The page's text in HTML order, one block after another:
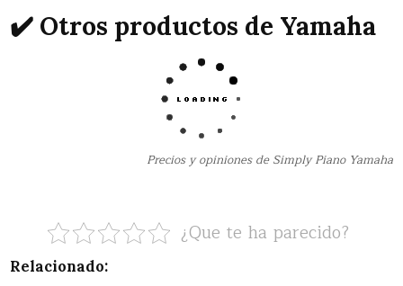
✔️ Otros productos de Yamaha
Precios y opiniones de Simply Piano Yamaha
¿Que te ha parecido?
Relacionado: